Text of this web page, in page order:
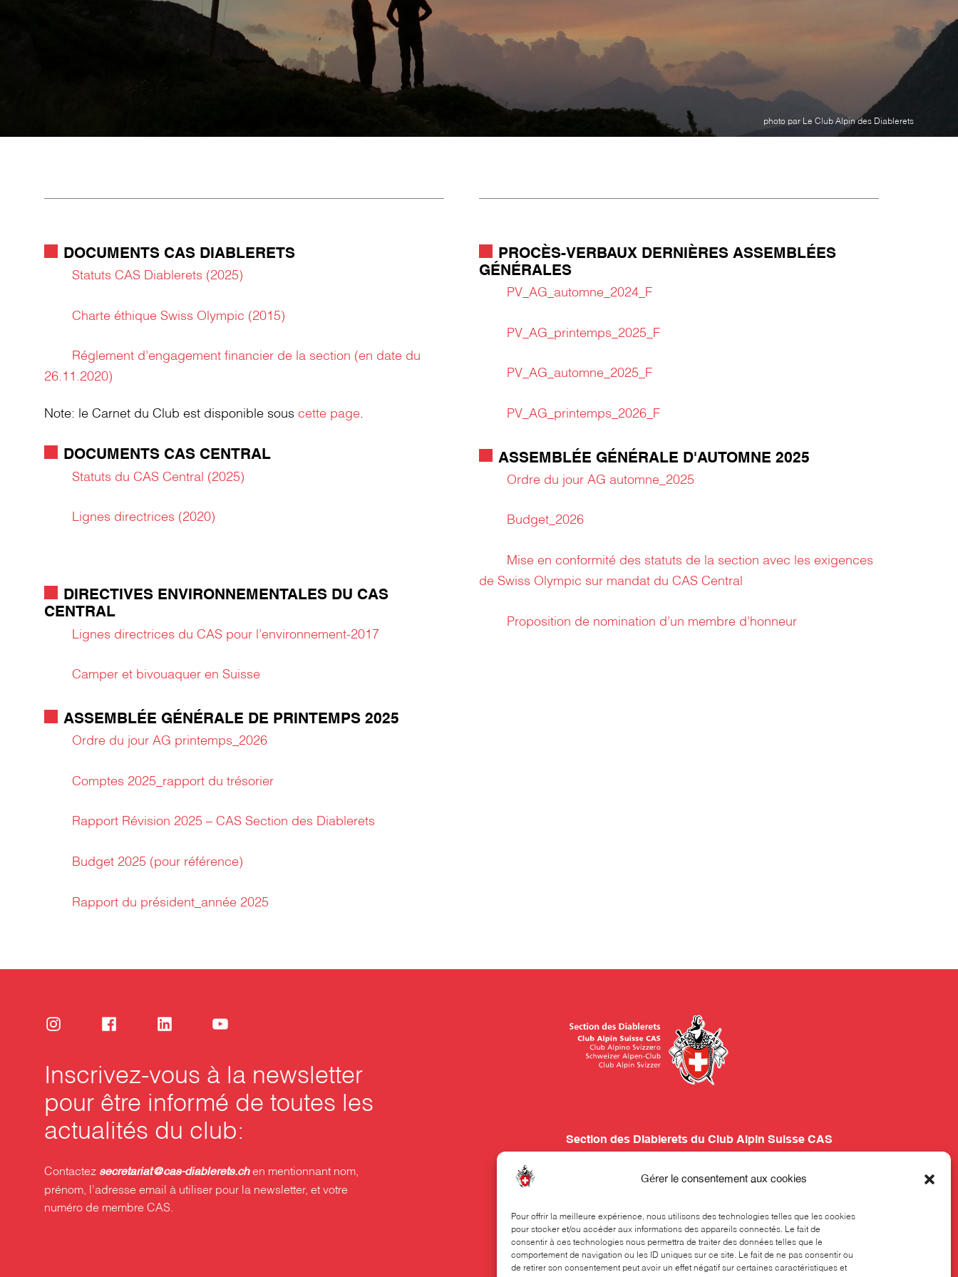
Gérer le consentement aux cookies
Pour offrir la meilleure expérience, nous utilisons des technologies telles que les cookies
pour stocker et/ou accéder aux informations des appareils connectés. Le fait de
consentir à ces technologies nous permettra de traiter des données telles que le
comportement de navigation ou les ID uniques sur ce site. Le fait de ne pas consentir ou
de retirer son consentement peut avoir un effet négatif sur certaines caractéristiques et
photo par Le Club Alpin des Diablerets
DOCUMENTS CAS DIABLERETS
Statuts CAS Diablerets (2025)
Charte éthique Swiss Olympic (2015)
Réglement d’engagement financier de la section (en date du
26.11.2020)
Note: le Carnet du Club est disponible sous cette page.
DOCUMENTS CAS CENTRAL
Statuts du CAS Central (2025)
Lignes directrices (2020)
DIRECTIVES ENVIRONNEMENTALES DU CAS
CENTRAL
Lignes directrices du CAS pour l’environnement-2017
Camper et bivouaquer en Suisse
ASSEMBLÉE GÉNÉRALE DE PRINTEMPS 2025
Ordre du jour AG printemps_2026
Comptes 2025_rapport du trésorier
Rapport Révision 2025 – CAS Section des Diablerets
Budget 2025 (pour référence)
Rapport du président_année 2025
PROCÈS-VERBAUX DERNIÈRES ASSEMBLÉES
GÉNÉRALES
PV_AG_automne_2024_F
PV_AG_printemps_2025_F
PV_AG_automne_2025_F
PV_AG_printemps_2026_F
ASSEMBLÉE GÉNÉRALE D'AUTOMNE 2025
Ordre du jour AG automne_2025
Budget_2026
Mise en conformité des statuts de la section avec les exigences
de Swiss Olympic sur mandat du CAS Central
Proposition de nomination d’un membre d’honneur
Inscrivez-vous à la newsletter
pour être informé de toutes les
actualités du club:
Contactez secretariat@cas-diablerets.chen mentionnant nom,
prénom, l’adresse email à utiliser pour la newsletter, et votre
numéro de membre CAS.
Section des Diablerets du Club Alpin Suisse CAS
021 320 70 70
Le secrétariat est ouvert les lundis, mardis et jeudis, de 8h00 à